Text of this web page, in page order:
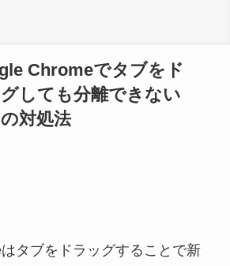
Chromeでタブをド
しても分離できない
対処法
タブをドラッグすることで新